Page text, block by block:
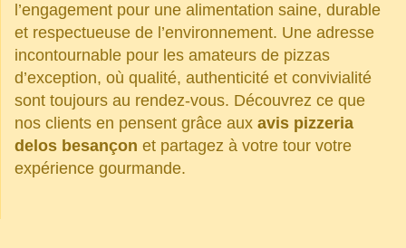
l’engagement pour une alimentation saine, durable
et respectueuse de l’environnement. Une adresse
incontournable pour les amateurs de pizzas
d’exception, où qualité, authenticité et convivialité
sont toujours au rendez-vous. Découvrez ce que
nos clients en pensent grâce aux avis pizzeria
delos besançon et partagez à votre tour votre
expérience gourmande.